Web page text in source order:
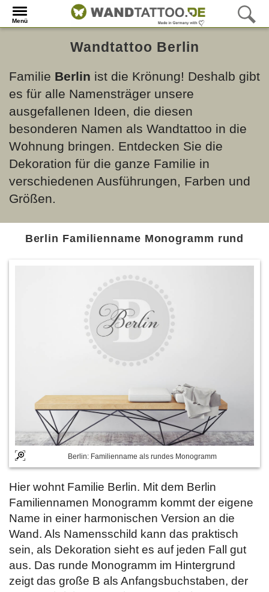
Menü
Wandtattoo Berlin
Familie Berlin ist die Krönung! Deshalb gibt
es für alle Namensträger unsere
ausgefallenen Ideen, die diesen
besonderen Namen als Wandtattoo in die
Wohnung bringen. Entdecken Sie die
Dekoration für die ganze Familie in
verschiedenen Ausführungen, Farben und
Größen.
Berlin Familienname Monogramm rund
Berlin: Familienname als rundes Monogramm
Hier wohnt Familie Berlin. Mit dem Berlin
Familiennamen Monogramm kommt der eigene
Name in einer harmonischen Version an die
Wand. Als Namensschild kann das praktisch
sein, als Dekoration sieht es auf jeden Fall gut
aus. Das runde Monogramm im Hintergrund
zeigt das große B als Anfangsbuchstaben, der